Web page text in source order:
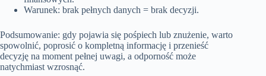
Warunek: brak pełnych danych = brak decyzji.
Podsumowanie: gdy pojawia się pośpiech lub znużenie, warto
spowolnić, poprosić o kompletną informację i przenieść
decyzję na moment pełnej uwagi, a odporność może
natychmiast wzrosnąć.